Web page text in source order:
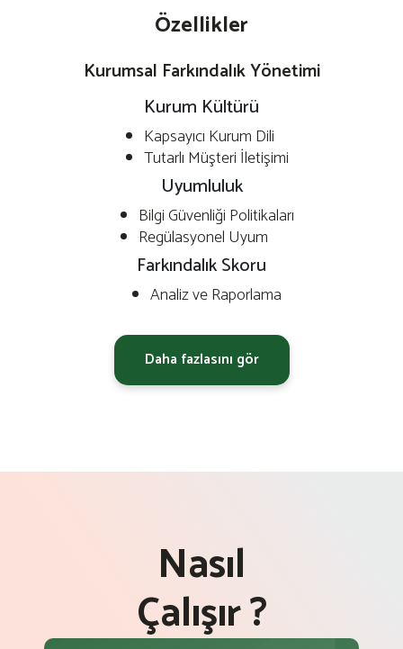
Özellikler
Kurumsal Farkındalık Yönetimi
Kurum Kültürü
Kapsayıcı Kurum Dili
Tutarlı Müşteri İletişimi
Uyumluluk
Bilgi Güvenliği Politikaları
Regülasyonel Uyum
Farkındalık Skoru
Analiz ve Raporlama
Daha fazlasını gör
Nasıl
Çalışır ?